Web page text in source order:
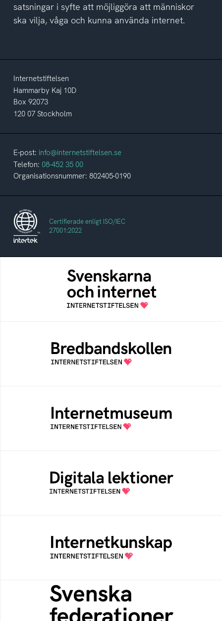
satsningar i syfte att möjliggöra att människor
ska vilja, våga och kunna använda internet.
Internetstiftelsen
Hammarby Kaj 10D
Box 92073
120 07 Stockholm
E-post: info@internetstiftelsen.se
Telefon: 08-452 35 00
Organisationsnummer: 802405-0190
Certifierade enligt ISO/IEC
27001:2022
Svenskarna och internet
En årlig studie av svenska folkets
internetvanor
Bredbandskollen är ett oberoende
konsumentverktyg som drivs av
Internetstiftelsen
Ett digitalt museum som byggts, och kureras
av Internetstiftelsen
Öppen digital lärresurs med färdiga lektioner
för alla stadier i grundskolan
Samlad kunskap som hjälper dig att bli en
säker och medveten internetanvändare
Svenska federationer
Grunden för medlemskap i en sektors- eller
kontextspecifik federation